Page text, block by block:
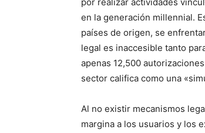
en la generación millennial.
países de origen, se
legal es inaccesible tanto
apenas 12,500
sector califica como una
Al no existir mecanismos
margina a los usuarios y los